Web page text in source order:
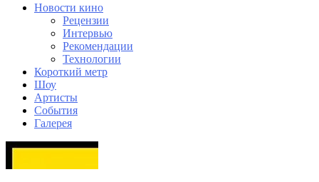
Новости кино
Рецензии
Интервью
Рекомендации
Технологии
Короткий метр
Шоу
Артисты
События
Галерея